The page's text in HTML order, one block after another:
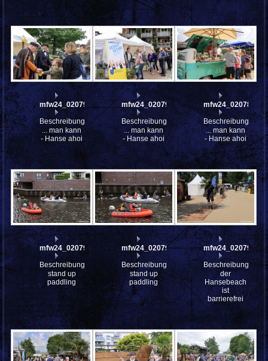
mfw24_0207915
Beschreibung:
... man kann
- Hanse ahoi
mfw24_0207914
Beschreibung:
... man kann
- Hanse ahoi
mfw24_0207882
Beschreibung:
... man kann
- Hanse ahoi
mfw24_0207942
Beschreibung:
stand up
paddling
mfw24_0207941
Beschreibung:
stand up
paddling
mfw24_0207909
Beschreibung:
der
Hansebeach
ist
barrierefrei